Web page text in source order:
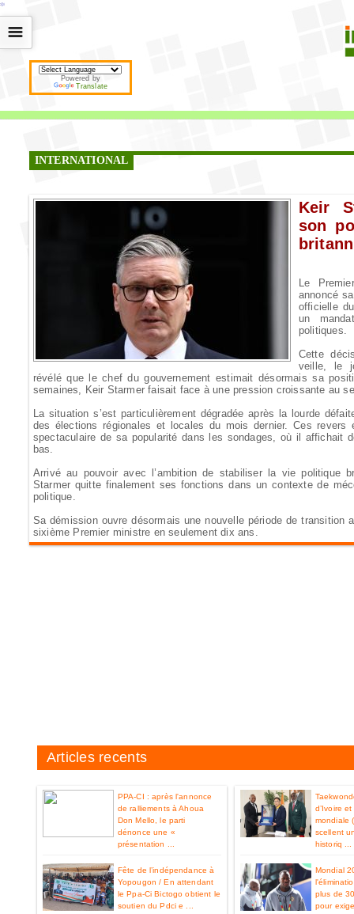
*
*
*
*
*
*
*
*
*
*
*
*
*
*
*
*
*
*
*
*
*
*
*
*
*
*
*
*
*
*
*
*
*
*
*
*
Powered by
Translate
☰
INTERNATIONAL
Keir
son
Le
annoncé
officielle
un
politiques.
Cette
veille, le
révélé que le chef du gouvernement estimait désormais sa
semaines, Keir Starmer faisait face à une pression croissante au
La situation s’est particulièrement dégradée après la lourde
des élections régionales et locales du mois dernier. Ces
spectaculaire de sa popularité dans les sondages, où il affichait
bas.
Arrivé au pouvoir avec l’ambition de stabiliser la vie politique
Starmer quitte finalement ses fonctions dans un contexte de
politique.
Sa démission ouvre désormais une nouvelle période de transition
sixième Premier ministre en seulement dix ans.
Articles recents
PPA-CI : après l'annonce
de ralliements à Ahoua
Don Mello, le parti
dénonce une «
présentation ...
Fête de l’indépendance à
Yopougon / En attendant
le Ppa-Ci Bictogo obtient le
soutien du Pdci e ...
d’Ivoire
mondiale
scellent
historiq ...
Mondial
plus de
pour